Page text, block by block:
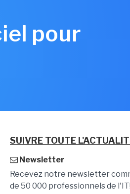
pour
SUIVRE TOUTE
Newsletter
Recevez notre newsletter
de 50 000 professionnels de l'IT!